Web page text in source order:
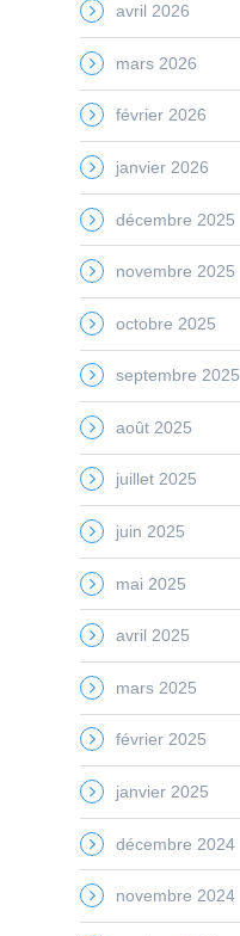
avril 2026
mars 2026
février 2026
janvier 2026
décembre 2025
novembre 2025
octobre 2025
septembre 2025
août 2025
juillet 2025
juin 2025
mai 2025
avril 2025
mars 2025
février 2025
janvier 2025
décembre 2024
novembre 2024